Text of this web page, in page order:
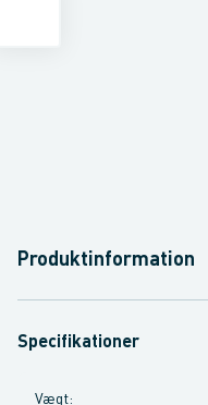
Produktinformation
Specifikationer
Vægt: